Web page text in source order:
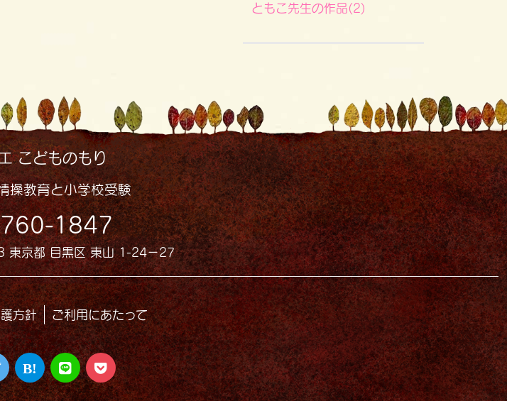
ともこ先生の作品(2)
こどものもり
操教育と小学校受験
1847
東京都 目黒区 東山 1-24−27
方針 ご利用にあたって